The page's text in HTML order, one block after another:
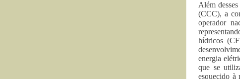
Além
(CCC), a
operador
hídricos
energia
que se
esquecido à